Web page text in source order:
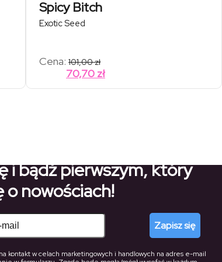
Spicy Bitch
Exotic Seed
Cena: 101,00zł
70,70 zł
i bądź pierwszym, który
o nowościach!
kontakt w celach marketingowych i handlowych na adres e-mail
Zapisz się